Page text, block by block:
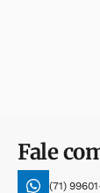
Fale
(71)